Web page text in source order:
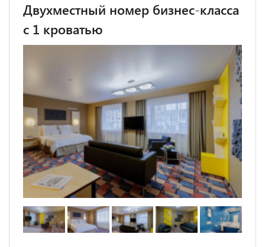
Двухместный номер бизнес-класса
с 1 кроватью